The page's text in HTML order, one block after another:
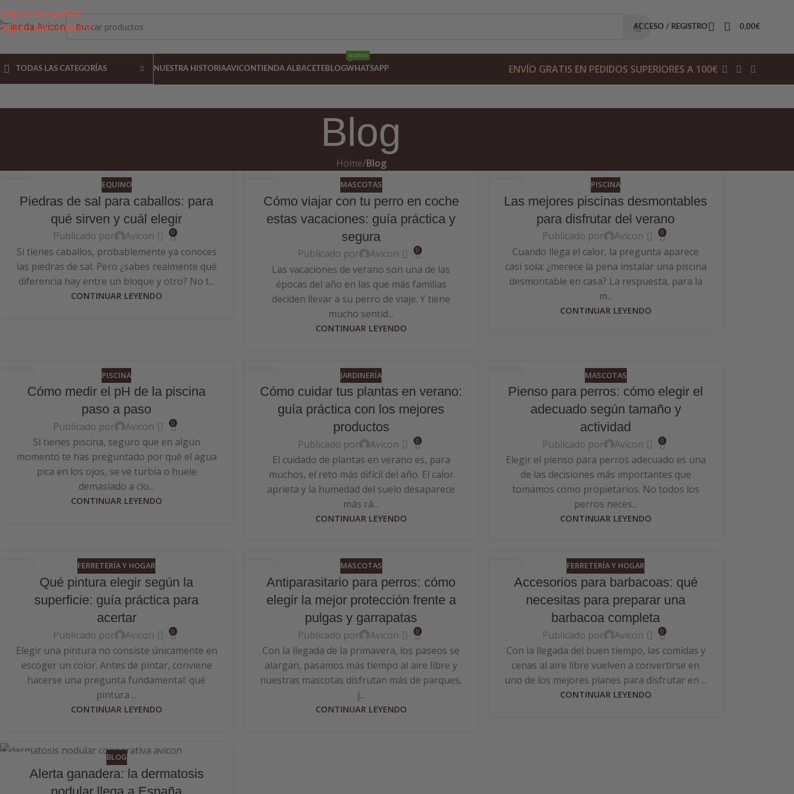
Skip to navigation
Skip to main content
ACCESO / REGISTRO 0,00€
TODAS LAS CATEGORÍAS NUESTRA HISTORIAAVICON TIENDA ALBACETE BLOGWHATSAPP
NUEVO
ENVÍO GRATIS EN PEDIDOS SUPERIORES A 100€
Blog
Home/Blog
EQUINO
Piedras de sal para caballos: para
qué sirven y cuál elegir
Publicado por Avicon 0
Si tienes caballos, probablemente ya conoces
las piedras de sal. Pero ¿sabes realmente qué
diferencia hay entre un bloque y otro? No t...
CONTINUAR LEYENDO
JUN
MASCOTAS
Cómo viajar con tu perro en coche
estas vacaciones: guía práctica y
segura
Publicado por Avicon 0
Las vacaciones de verano son una de las
épocas del año en las que más familias
deciden llevar a su perro de viaje. Y tiene
mucho sentid...
CONTINUAR LEYENDO
JUN
PISCINA
Las mejores piscinas desmontables
para disfrutar del verano
Publicado por Avicon 0
Cuando llega el calor, la pregunta aparece
casi sola: ¿merece la pena instalar una piscina
desmontable en casa? La respuesta, para la
m...
CONTINUAR LEYENDO
PISCINA
Cómo medir el pH de la piscina
paso a paso
Publicado por Avicon 0
Si tienes piscina, seguro que en algún
momento te has preguntado por qué el agua
pica en los ojos, se ve turbia o huele
demasiado a clo...
CONTINUAR LEYENDO
JUN
JARDINERÍA
Cómo cuidar tus plantas en verano:
guía práctica con los mejores
productos
Publicado por Avicon 0
El cuidado de plantas en verano es, para
muchos, el reto más difícil del año. El calor
aprieta y la humedad del suelo desaparece
más rá...
CONTINUAR LEYENDO
MAY
MASCOTAS
Pienso para perros: cómo elegir el
adecuado según tamaño y
actividad
Publicado por Avicon 0
Elegir el pienso para perros adecuado es una
de las decisiones más importantes que
tomamos como propietarios. No todos los
perros neces...
CONTINUAR LEYENDO
FERRETERÍA Y HOGAR
Qué pintura elegir según la
superficie: guía práctica para
acertar
Publicado por Avicon 0
Elegir una pintura no consiste únicamente en
escoger un color. Antes de pintar, conviene
hacerse una pregunta fundamental: qué
pintura ...
CONTINUAR LEYENDO
MASCOTAS
Antiparasitario para perros: cómo
elegir la mejor protección frente a
pulgas y garrapatas
Publicado por Avicon 0
Con la llegada de la primavera, los paseos se
alargan, pasamos más tiempo al aire libre y
nuestras mascotas disfrutan más de parques,
j...
CONTINUAR LEYENDO
FERRETERÍA Y HOGAR
Accesorios para barbacoas: qué
necesitas para preparar una
barbacoa completa
Publicado por Avicon 0
Con la llegada del buen tiempo, las comidas y
cenas al aire libre vuelven a convertirse en
uno de los mejores planes para disfrutar en ...
CONTINUAR LEYENDO
BLOG
Alerta ganadera: la dermatosis